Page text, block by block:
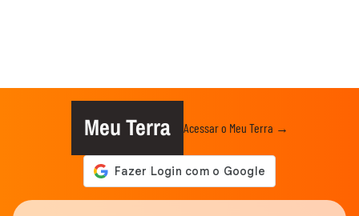
Meu Terra Acessar o Meu Terra →